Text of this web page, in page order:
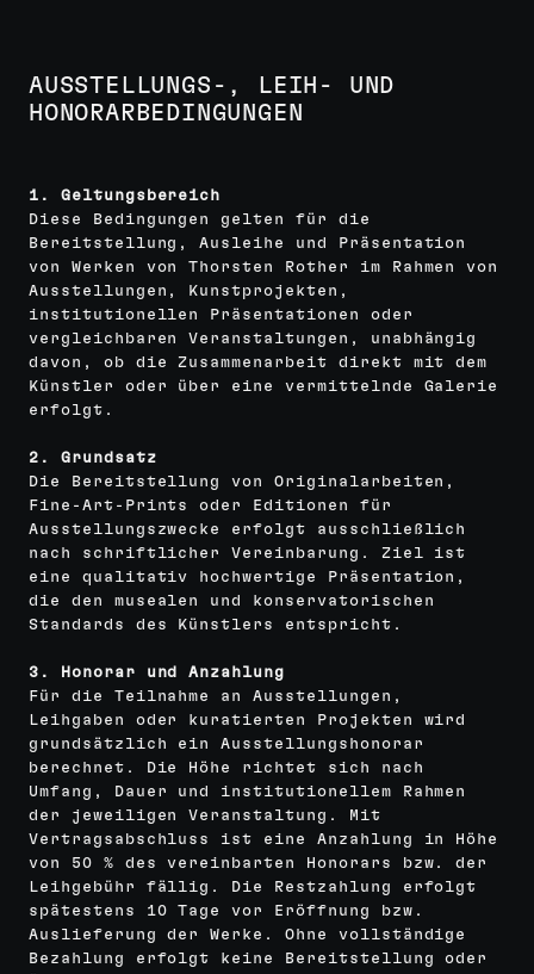
AUSSTELLUNGS-, LEIH- UND
HONORARBEDINGUNGEN
1. Geltungsbereich
Diese Bedingungen gelten für die
Bereitstellung, Ausleihe und Präsentation
von Werken von Thorsten Rother im Rahmen von
Ausstellungen, Kunstprojekten,
institutionellen Präsentationen oder
vergleichbaren Veranstaltungen, unabhängig
davon, ob die Zusammenarbeit direkt mit dem
Künstler oder über eine vermittelnde Galerie
erfolgt.
2. Grundsatz
Die Bereitstellung von Originalarbeiten,
Fine-Art-Prints oder Editionen für
Ausstellungszwecke erfolgt ausschließlich
nach schriftlicher Vereinbarung. Ziel ist
eine qualitativ hochwertige Präsentation,
die den musealen und konservatorischen
Standards des Künstlers entspricht.
3. Honorar und Anzahlung
Für die Teilnahme an Ausstellungen,
Leihgaben oder kuratierten Projekten wird
grundsätzlich ein Ausstellungshonorar
berechnet. Die Höhe richtet sich nach
Umfang, Dauer und institutionellem Rahmen
der jeweiligen Veranstaltung. Mit
Vertragsabschluss ist eine Anzahlung in Höhe
von 50 % des vereinbarten Honorars bzw. der
Leihgebühr fällig. Die Restzahlung erfolgt
spätestens 10 Tage vor Eröffnung bzw.
Auslieferung der Werke. Ohne vollständige
Bezahlung erfolgt keine Bereitstellung oder